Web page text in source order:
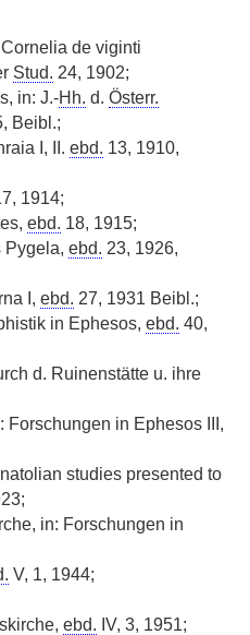
de viginti
Stud. 24, 1902;
in: J.-Hh. d. Österr.
Beibl.;
I, II. ebd. 13, 1910,
1914;
ebd. 18, 1915;
Pygela, ebd. 23, 1926,
I, ebd. 27, 1931 Beibl.;
in Ephesos, ebd. 40,
d. Ruinenstätte u. ihre
Forschungen in Ephesos III,
studies presented to
in: Forschungen in
V, 1, 1944;
ebd. IV, 3, 1951;